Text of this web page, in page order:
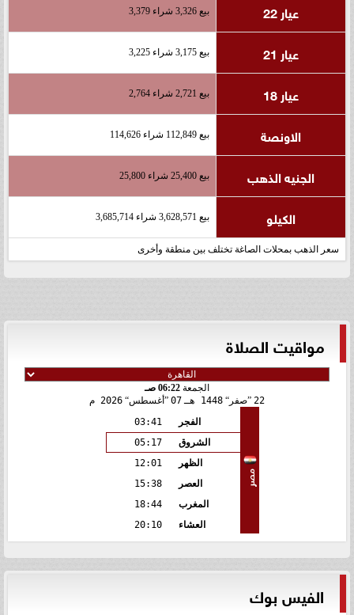
عيار 22 بيع 3,326 شراء 3,379
عيار 21 بيع 3,175 شراء 3,225
عيار 18 بيع 2,721 شراء 2,764
الاونصة بيع 112,849 شراء 114,626
الجنيه الذهب بيع 25,400 شراء 25,800
الكيلو بيع 3,628,571 شراء 3,685,714
سعر الذهب بمحلات الصاغة تختلف بين منطقة وأخرى
مواقيت الصلاة
الجمعة 06:22 صـ
22 صفر 1448 هـ 07 أغسطس 2026 م
مصر
الفجر
03:41
الشروق
05:17
الظهر
12:01
العصر
15:38
المغرب
18:44
العشاء
20:10
الفيس بوك